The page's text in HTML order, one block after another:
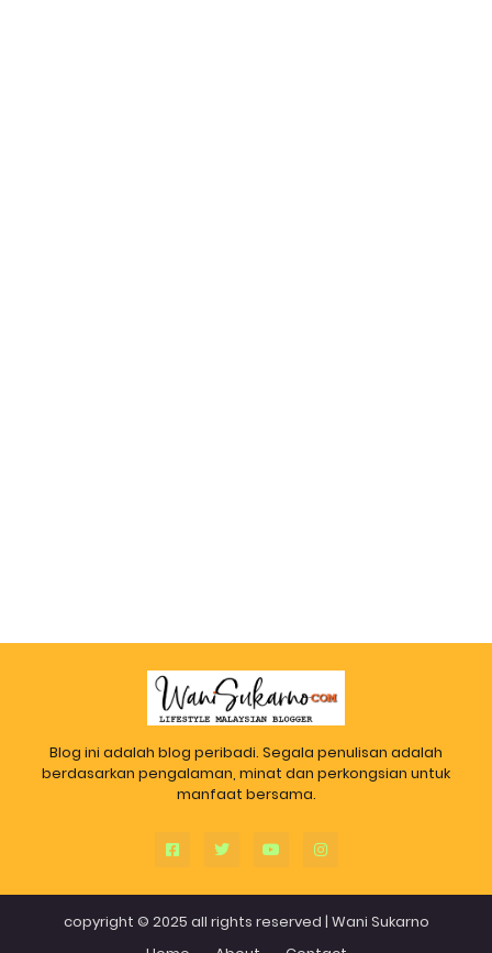
Blog ini adalah blog peribadi. Segala penulisan adalah
berdasarkan pengalaman, minat dan perkongsian untuk
manfaat bersama.
copyright © 2025 all rights reserved | Wani Sukarno